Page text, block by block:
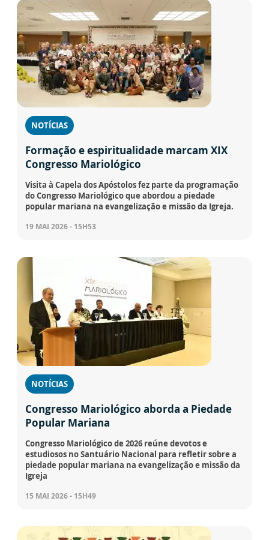
NOTÍCIAS
Formação e espiritualidade marcam XIX
Congresso Mariológico
Visita à Capela dos Apóstolos fez parte da programação
do Congresso Mariológico que abordou a piedade
popular mariana na evangelização e missão da Igreja.
19 MAI 2026 - 15H53
NOTÍCIAS
Congresso Mariológico aborda a Piedade
Popular Mariana
Congresso Mariológico de 2026 reúne devotos e
estudiosos no Santuário Nacional para refletir sobre a
piedade popular mariana na evangelização e missão da
Igreja
15 MAI 2026 - 15H49